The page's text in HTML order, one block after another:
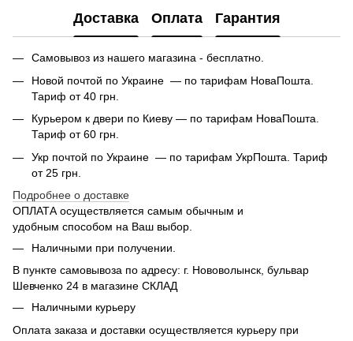
Доставка Оплата Гарантия
Самовывоз из нашего магазина - бесплатно.
Новой почтой по Украине — по тарифам НоваПошта.
Тариф от 40 грн.
Курьером к двери по Киеву — по тарифам НоваПошта.
Тариф от 60 грн.
Укр почтой по Украине — по тарифам УкрПошта. Тариф
от 25 грн.
Подробнее о доставке
ОПЛАТА осуществляется самым обычным и
удобным способом на Ваш выбор.
Наличными при получении.
В пункте самовывоза по адресу: г. Нововолынск, бульвар
Шевченко 24 в магазине СКЛАД
Наличными курьеру
Оплата заказа и доставки осуществляется курьеру при